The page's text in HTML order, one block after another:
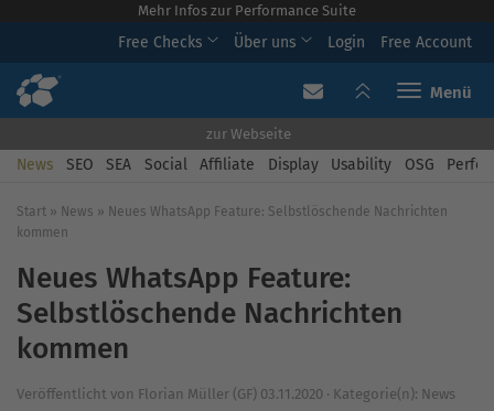
Mehr Infos zur Performance Suite
Free Checks Über uns Login Free Account
Toggle
zur Webseite
News SEO SEA Social Affiliate Display Usability OSG
Start » News » Neues WhatsApp Feature: Selbstlöschende Nachrichten
kommen
Neues WhatsApp Feature:
Selbstlöschende Nachrichten
kommen
Veröffentlicht von Florian Müller (GF) 03.11.2020 · Kategorie(n): News